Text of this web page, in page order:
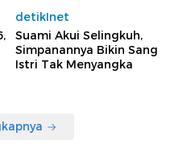
detikInet
Suami Akui Selingkuh,
Simpanannya Bikin Sang
Istri Tak Menyangka